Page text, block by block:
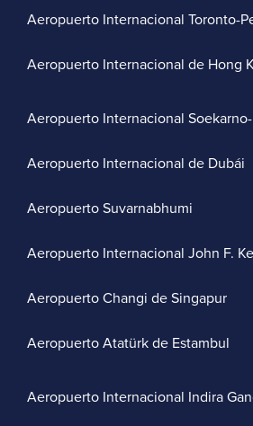
Aeropuerto Internacional Toronto-
Aeropuerto Internacional de Hong
Aeropuerto Internacional
Aeropuerto Internacional de Dubái
Aeropuerto Suvarnabhumi
Aeropuerto Internacional John F.
Aeropuerto Changi de Singapur
Aeropuerto Atatürk de Estambul
Aeropuerto Internacional Indira